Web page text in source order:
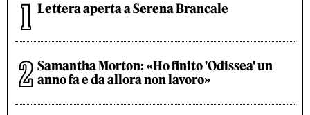
Lettera aperta a Serena Brancale
Samantha Morton: «Ho finito 'Odissea' un
anno fa e da allora non lavoro»